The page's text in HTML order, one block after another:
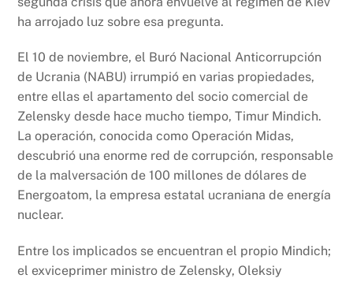
ha arrojado luz sobre esa pregunta.
El 10 de noviembre, el Buró Nacional Anticorrupción
de Ucrania (NABU) irrumpió en varias propiedades,
entre ellas el apartamento del socio comercial de
Zelensky desde hace mucho tiempo, Timur Mindich.
La operación, conocida como Operación Midas,
descubrió una enorme red de corrupción, responsable
de la malversación de 100 millones de dólares de
Energoatom, la empresa estatal ucraniana de energía
nuclear.
Entre los implicados se encuentran el propio Mindich;
el exviceprimer ministro de Zelensky, Oleksiy